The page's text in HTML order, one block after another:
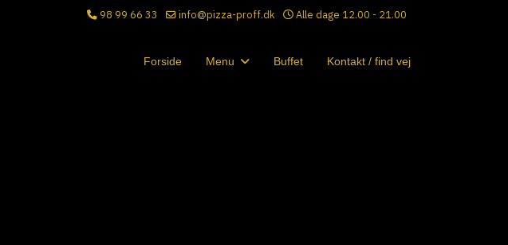
98 99 66 33 info@pizza-proff.dk Alle dage 12.00 - 21.00
Forside Menu Buffet Kontakt / find vej